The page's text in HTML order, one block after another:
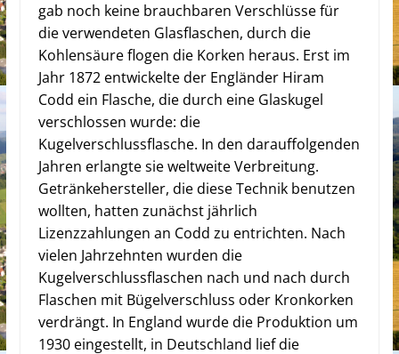
gab noch keine brauchbaren Verschlüsse für
die verwendeten Glasflaschen, durch die
Kohlensäure flogen die Korken heraus. Erst im
Jahr 1872 entwickelte der Engländer Hiram
Codd ein Flasche, die durch eine Glaskugel
verschlossen wurde: die
Kugelverschlussflasche. In den darauffolgenden
Jahren erlangte sie weltweite Verbreitung.
Getränkehersteller, die diese Technik benutzen
wollten, hatten zunächst jährlich
Lizenzzahlungen an Codd zu entrichten. Nach
vielen Jahrzehnten wurden die
Kugelverschlussflaschen nach und nach durch
Flaschen mit Bügelverschluss oder Kronkorken
verdrängt. In England wurde die Produktion um
1930 eingestellt, in Deutschland lief die